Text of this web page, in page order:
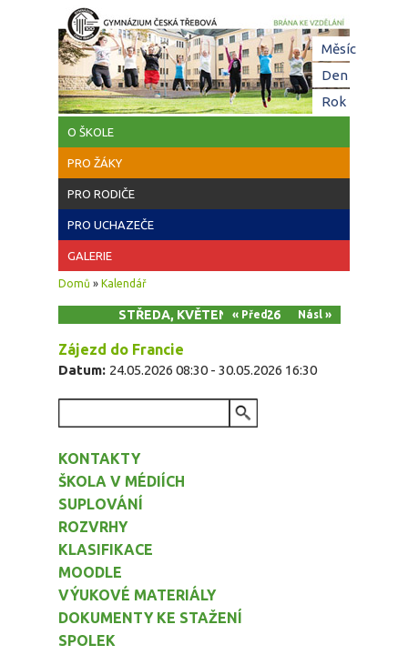
Přejít k hlavnímu obsahu
O ŠKOLE
PRO ŽÁKY
PRO RODIČE
PRO UCHAZEČE
GALERIE
Jste zde
Domů » Kalendář
STŘEDA, KVĚTEN 27, 2026
« Před Násl »
Zájezd do Francie
Datum: 24.05.2026 08:30 - 30.05.2026 16:30
KONTAKTY
ŠKOLA V MÉDIÍCH
SUPLOVÁNÍ
ROZVRHY
KLASIFIKACE
MOODLE
VÝUKOVÉ MATERIÁLY
DOKUMENTY KE STAŽENÍ
SPOLEK
Měsíc
Den(aktivní
Rok